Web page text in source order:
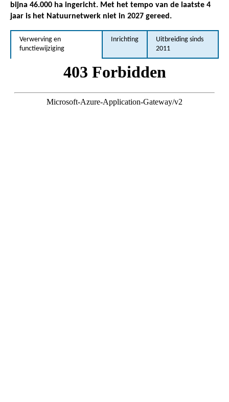
bijna 46.000 ha ingericht. Met het tempo van de laatste 4
jaar is het Natuurnetwerk niet in 2027 gereed.
Verwerving en
functiewijziging
Inrichting
Uitbreiding sinds
2011